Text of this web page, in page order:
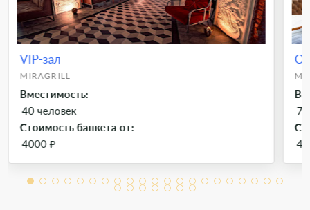
VIP-зал
MIRAGRILL
Вместимость:
40 человек
Стоимость банкета от:
4000 ₽